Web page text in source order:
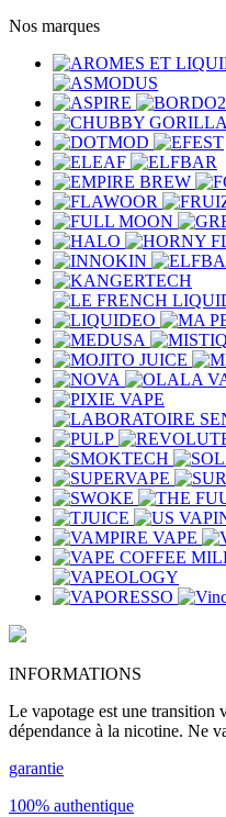
Nos marques
INFORMATIONS
Le vapotage est une transition
dépendance à la nicotine. Ne
garantie
100% authentique